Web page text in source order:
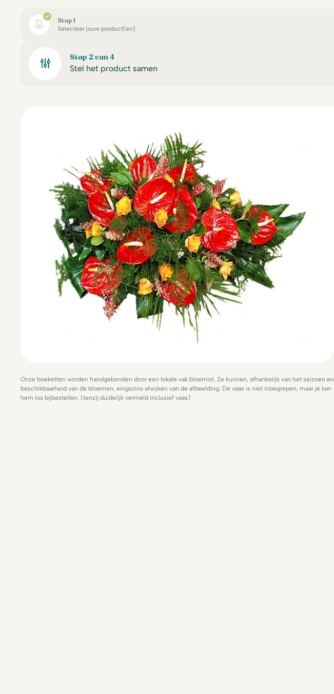
Stap 1
Selecteer jouw product(en)
Stap 2 van 4
Stel het product samen
Onze boeketten worden handgebonden door een lokale vak bloemist. Ze kunnen, afhankelijk van het seizoen en
beschikbaarheid van de bloemen, enigszins afwijken van de afbeelding. De vaas is niet inbegrepen, maar je kan
hem los bijbestellen. (tenzij duidelijk vermeld inclusief vaas)